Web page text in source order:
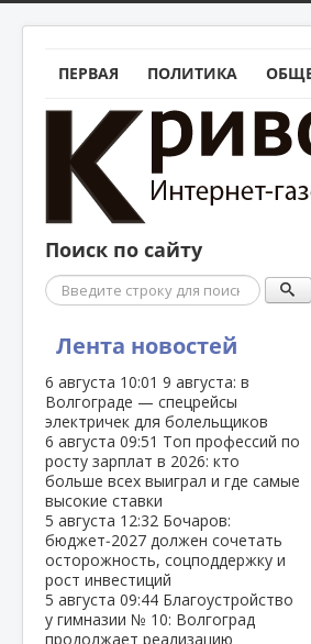
ПЕРВАЯ ПОЛИТИКА
Поиск по сайту
Поиск
Лента новостей
6 августа 10:01 9 августа: в
Волгограде — спецрейсы
электричек для болельщиков
6 августа 09:51 Топ профессий по
росту зарплат в 2026: кто
больше всех выиграл и где самые
высокие ставки
5 августа 12:32 Бочаров:
бюджет‑2027 должен сочетать
осторожность, соцподдержку и
рост инвестиций
5 августа 09:44 Благоустройство
у гимназии № 10: Волгоград
продолжает реализацию